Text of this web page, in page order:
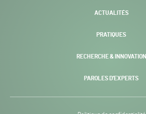
ACTUALITÉS
PRATIQUES
RECHERCHE & INNOVATION
PAROLES D’EXPERTS